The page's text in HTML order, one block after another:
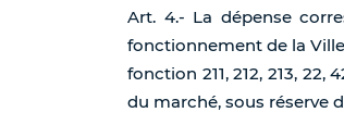
Art. 4.- La dépense
fonctionnement de la Ville
fonction 211, 212, 213,
du marché, sous réserve